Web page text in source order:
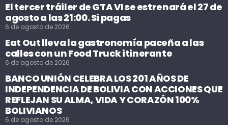
El tercer tráiler de GTA VI se estrenará el 27 de
agosto a las 21:00. Si pagas
6 de agosto de 2026
Eat Out lleva la gastronomía paceña a las
calles con un Food Truck itinerante
6 de agosto de 2026
BANCO UNIÓN CELEBRA LOS 201 AÑOS DE
INDEPENDENCIA DE BOLIVIA CON ACCIONES QUE
REFLEJAN SU ALMA, VIDA Y CORAZÓN 100%
BOLIVIANOS
6 de agosto de 2026